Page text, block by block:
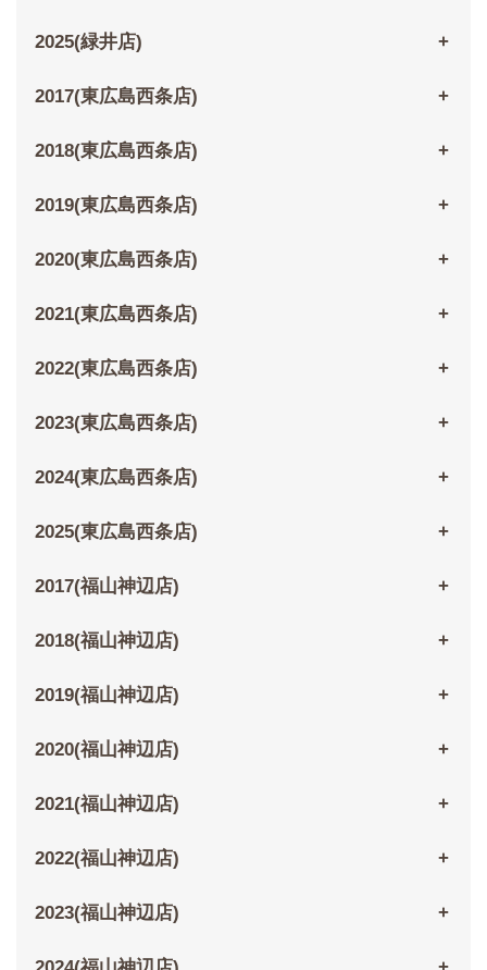
2025(緑井店)
2017(東広島西条店)
2018(東広島西条店)
2019(東広島西条店)
2020(東広島西条店)
2021(東広島西条店)
2022(東広島西条店)
2023(東広島西条店)
2024(東広島西条店)
2025(東広島西条店)
2017(福山神辺店)
2018(福山神辺店)
2019(福山神辺店)
2020(福山神辺店)
2021(福山神辺店)
2022(福山神辺店)
2023(福山神辺店)